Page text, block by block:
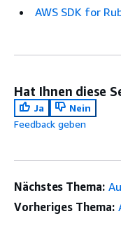
AWS SDK for
Hat Ihnen diese
Ja
Nein
Feedback geben
Nächstes Thema:
Vorheriges Thema: